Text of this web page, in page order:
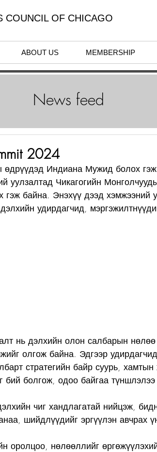
ABOUT US MEMBERSHIP
COUNCIL OF CHICAGO
2024
Индиана Мужид болох
уулзалтад Чикагогийн
гэж байна. Энэхүү дээд хэмжээний
удирдагчид,
нь дэлхийн олон салбарын нөлөө
олгож байна. Эдгээр
стратегийн байр суурь,
болгож, одоо байгаа түншлэлээ
чиг хандлагатай нийцэж,
шийдлүүдийг эргүүлэн авчрах
оролцоо, нөлөөллийг
News feed